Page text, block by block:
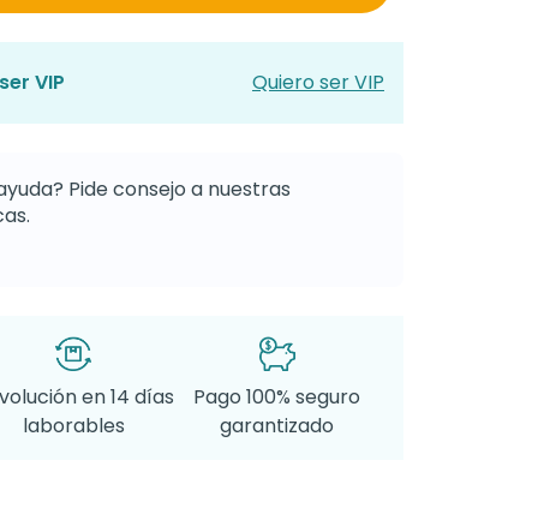
VIP Quiero ser VIP
Pide consejo a nuestras
en 14 días
laborables
Pago 100% seguro
garantizado